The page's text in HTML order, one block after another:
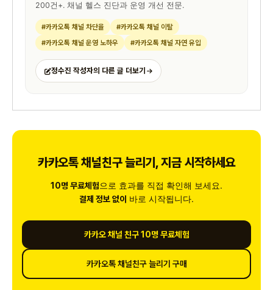
200건+. 채널 헬스 진단과 운영 개선 전문.
#카카오톡 채널 차단율
#카카오톡 채널 이탈
#카카오톡 채널 운영 노하우
#카카오톡 채널 자연 유입
정수진 작성자의 다른 글 더보기
카카오톡 채널친구 늘리기, 지금 시작하세요
10명 무료체험으로 효과를 직접 확인해 보세요.
결제 정보 없이 바로 시작됩니다.
카카오 채널 친구 10명 무료체험
카카오톡 채널친구 늘리기 구매